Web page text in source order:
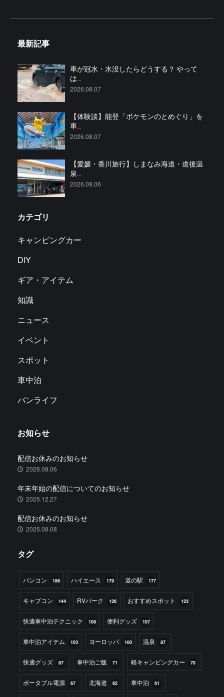
最新記事
車が冠水・水没したらどうする？ やって
は...
2026.08.07
【体験談】能登「ポケモンのとめぐり」を
車...
2026.08.07
【愛媛・香川旅行】しまなみ海道・道後温
泉...
2026.08.06
カテゴリ
キャンピングカー
DIY
ギア・アイテム
知識
ニュース
イベント
スポット
車中泊
バンライフ
お知らせ
配信お休みのお知らせ
2026.08.06
年末年始の配信についてのお知らせ
2025.12.27
配信お休みのお知らせ
2025.08.08
タグ
バンコン 186 ハイエース 179 道の駅 177
キャブコン 144 RVパーク 126 おすすめスポット 123
快適車中泊テクニック 108 便利グッズ 107
車中泊アイテム 103 ヨーロッパ 100 温泉 87
快適グッズ 87 車中泊ご飯 71 軽キャンピングカー 70
ポータブル電源 67 北海道 62 車中泊 61